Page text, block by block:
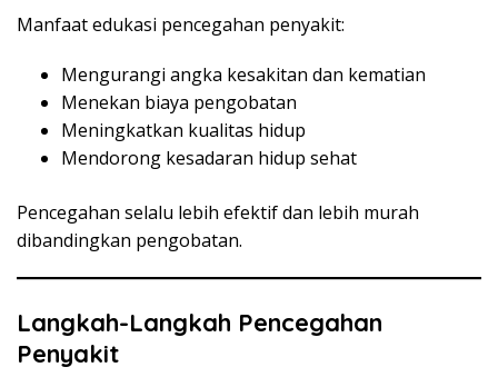
Manfaat edukasi pencegahan penyakit:
Mengurangi angka kesakitan dan kematian
Menekan biaya pengobatan
Meningkatkan kualitas hidup
Mendorong kesadaran hidup sehat
Pencegahan selalu lebih efektif dan lebih murah
dibandingkan pengobatan.
Langkah-Langkah Pencegahan
Penyakit